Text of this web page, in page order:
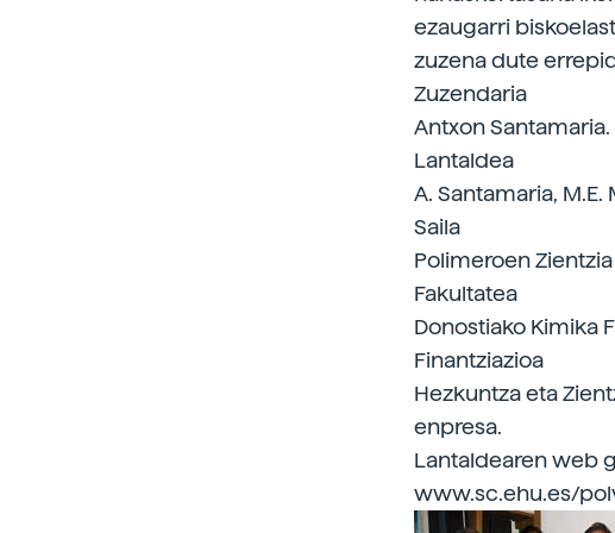
ezaugarri
zuzena dute
Zuzendaria
Antxon Santamaria.
Lantaldea
A. Santamaria, M.E.
Saila
Polimeroen
Fakultatea
Donostiako Kimika
Finantziazioa
Hezkuntza eta
enpresa.
Lantaldearen web
www.sc.ehu.es/